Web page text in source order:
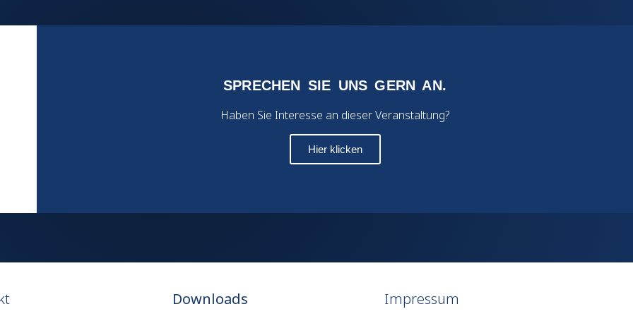
SPRECHEN SIE UNS GERN AN.
Haben Sie Interesse an dieser Veranstaltung?
Hier klicken
Downloads
Impressum